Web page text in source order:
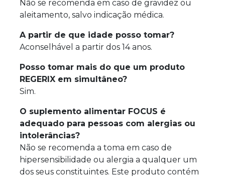
Não se recomenda em caso de gravidez ou
aleitamento, salvo indicação médica.
A partir de que idade posso tomar?
Aconselhável a partir dos 14 anos.
Posso tomar mais do que um produto
REGERIX em simultâneo?
Sim.
O suplemento alimentar FOCUS é
adequado para pessoas com alergias ou
intolerâncias?
Não se recomenda a toma em caso de
hipersensibilidade ou alergia a qualquer um
dos seus constituintes. Este produto contém